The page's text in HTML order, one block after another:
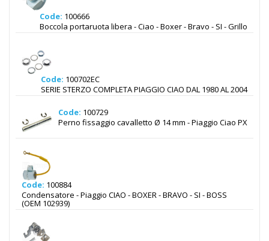
Code: 100666
Boccola portaruota libera - Ciao - Boxer - Bravo - SI - Grillo
Code: 100702EC
SERIE STERZO COMPLETA PIAGGIO CIAO DAL 1980 AL 2004
Code: 100729
Perno fissaggio cavalletto Ø 14 mm - Piaggio Ciao PX
Code: 100884
Condensatore - Piaggio CIAO - BOXER - BRAVO - SI - BOSS
(OEM 102939)